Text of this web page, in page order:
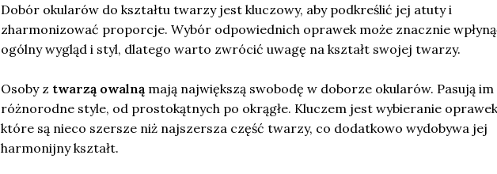
Dobór okularów do kształtu twarzy jest kluczowy, aby podkreślić jej atuty i
zharmonizować proporcje. Wybór odpowiednich oprawek może znacznie
ogólny wygląd i styl, dlatego warto zwrócić uwagę na kształt swojej twarzy.
Osoby z twarzą owalną mają największą swobodę w doborze okularów. Pasują im
różnorodne style, od prostokątnych po okrągłe. Kluczem jest wybieranie
które są nieco szersze niż najszersza część twarzy, co dodatkowo wydobywa jej
harmonijny kształt.